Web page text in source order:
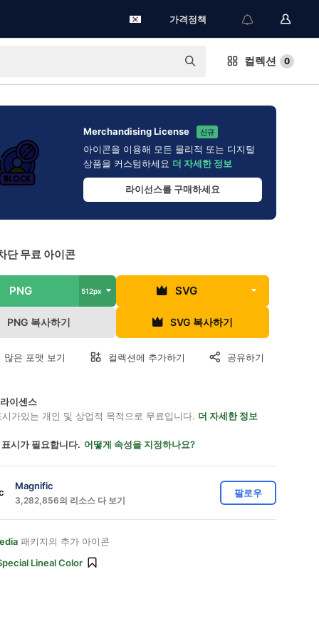
가격정책
컬렉션 0
Merchandising License 신규
아이콘을 이용해 모든 물리적 또는 디지털
상품을 커스텀하세요 더 자세한 정보
라이선스를 구매하세요
단 무료 아이콘
PNG 512px SVG
PNG 복사하기 SVG 복사하기
많은 포맷 보기 컬렉션에 추가하기 공유하기
이센스
가있는 개인 및 상업적 목적으로 무료입니다. 더 자세한 정보
시가 필요합니다. 어떻게 속성을 지정하나요?
Magnific
3,282,856의 리소스 다 보기
팔로우
패키지의 추가 아이콘
Lineal Color